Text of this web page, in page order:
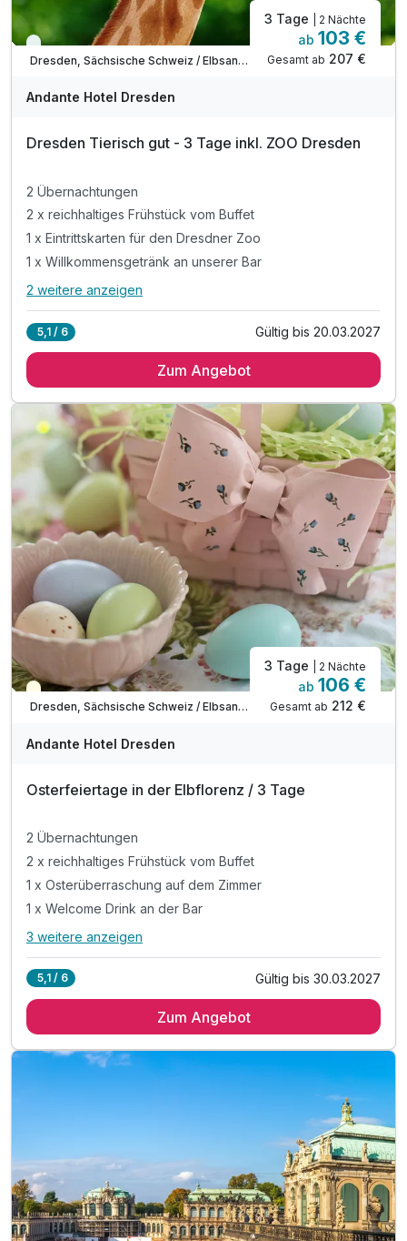
Viele Termine frei
Dresden, Sächsische Schweiz / Elbsandsteingebirge
3 Tage | 2 Nächte
ab 103 €
Gesamt ab 207 €
Andante Hotel Dresden
Dresden Tierisch gut - 3 Tage inkl. ZOO Dresden
2 Übernachtungen
2 x reichhaltiges Frühstück vom Buffet
1 x Eintrittskarten für den Dresdner Zoo
1 x Willkommensgetränk an unserer Bar
Alle Inklusivleistungen
2 x reichhaltiges Frühstück vom Buffet
1 x Willkommensgetränk an unserer Bar
1 x Flasche Mineralwasser im Zimmer
inkl. WLAN
2 weitere anzeigen
5,1 / 6 Gültig bis 20.03.2027
Zum Angebot
Saisonal verfügbar
Dresden, Sächsische Schweiz / Elbsandsteingebirge
3 Tage | 2 Nächte
ab 106 €
Gesamt ab 212 €
Andante Hotel Dresden
Osterfeiertage in der Elbflorenz / 3 Tage
2 Übernachtungen
2 x reichhaltiges Frühstück vom Buffet
1 x Osterüberraschung auf dem Zimmer
1 x Welcome Drink an der Bar
Alle Inklusivleistungen
2 x reichhaltiges Frühstück vom Buffet
1 x Welcome Drink an der Bar
3 weitere anzeigen
5,1 / 6 Gültig bis 30.03.2027
Zum Angebot